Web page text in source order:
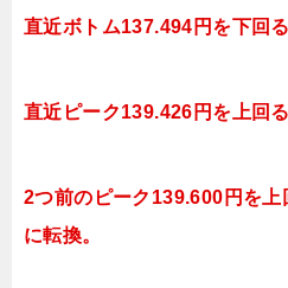
直近ボトム137.494円を下回
直近ピーク139.426円を上回
2つ前のピーク139.600円を
に転換。